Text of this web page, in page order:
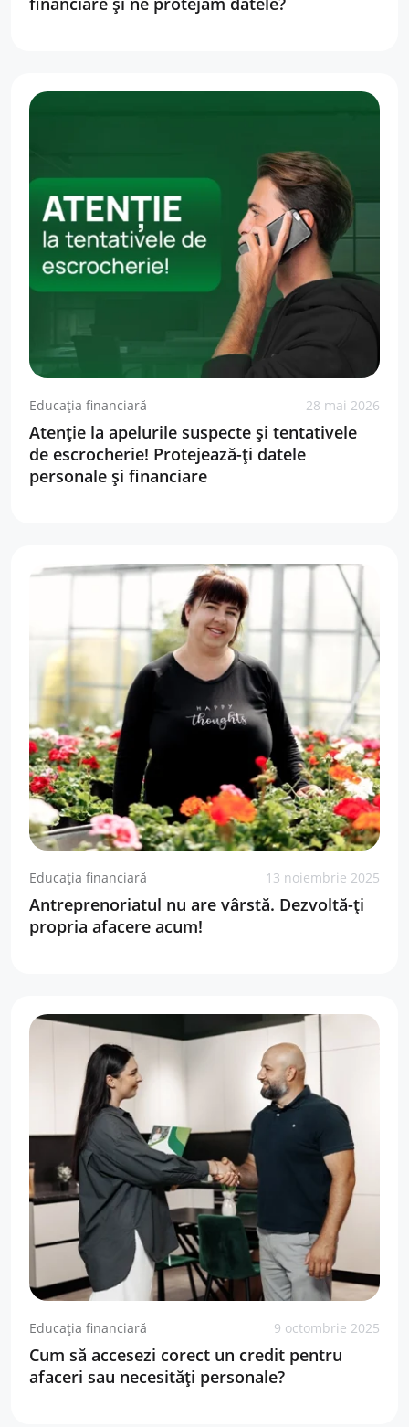
Educația financiară 28 mai 2026
Atenție la apelurile suspecte și tentativele
de escrocherie! Protejează-ți datele
personale și financiare
Educația financiară 13 noiembrie 2025
Antreprenoriatul nu are vârstă. Dezvoltă-ți
propria afacere acum!
Educația financiară 9 octombrie 2025
Cum să accesezi corect un credit pentru
afaceri sau necesități personale?